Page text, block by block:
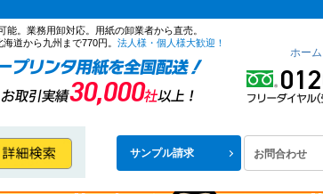
。業務用卸対応。用紙の卸業者から直売。
道から九州まで770円。 法人様・個人様大歓迎！
ホーム
サンプル請求 お問合わせ